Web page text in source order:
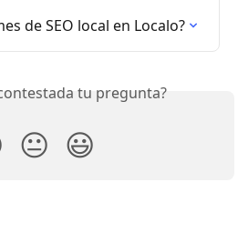
de SEO local en Localo?
tu pregunta?
😐 😃